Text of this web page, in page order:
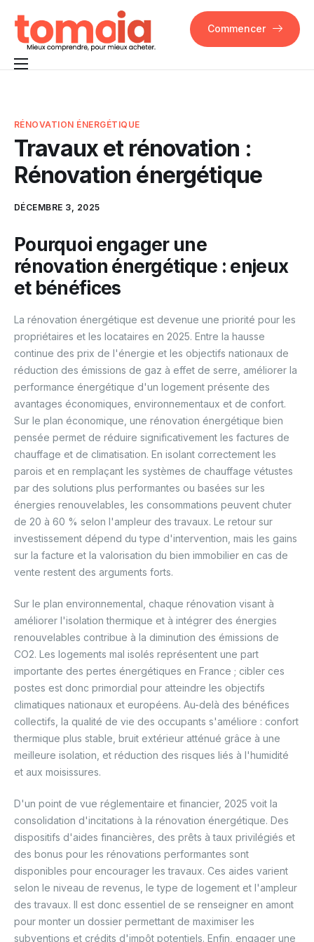
Fonctionnalités
FAQ
Contact
Commencer
RÉNOVATION ÉNERGÉTIQUE
Travaux et rénovation :
Rénovation énergétique
DÉCEMBRE 3, 2025
Pourquoi engager une
rénovation énergétique : enjeux
et bénéfices
La rénovation énergétique est devenue une priorité pour les
propriétaires et les locataires en 2025. Entre la hausse
continue des prix de l'énergie et les objectifs nationaux de
réduction des émissions de gaz à effet de serre, améliorer la
performance énergétique d'un logement présente des
avantages économiques, environnementaux et de confort.
Sur le plan économique, une rénovation énergétique bien
pensée permet de réduire significativement les factures de
chauffage et de climatisation. En isolant correctement les
parois et en remplaçant les systèmes de chauffage vétustes
par des solutions plus performantes ou basées sur les
énergies renouvelables, les consommations peuvent chuter
de 20 à 60 % selon l'ampleur des travaux. Le retour sur
investissement dépend du type d'intervention, mais les gains
sur la facture et la valorisation du bien immobilier en cas de
vente restent des arguments forts.
Sur le plan environnemental, chaque rénovation visant à
améliorer l'isolation thermique et à intégrer des énergies
renouvelables contribue à la diminution des émissions de
CO2. Les logements mal isolés représentent une part
importante des pertes énergétiques en France ; cibler ces
postes est donc primordial pour atteindre les objectifs
climatiques nationaux et européens. Au-delà des bénéfices
collectifs, la qualité de vie des occupants s'améliore : confort
thermique plus stable, bruit extérieur atténué grâce à une
meilleure isolation, et réduction des risques liés à l'humidité
et aux moisissures.
D'un point de vue réglementaire et financier, 2025 voit la
consolidation d'incitations à la rénovation énergétique. Des
dispositifs d'aides financières, des prêts à taux privilégiés et
des bonus pour les rénovations performantes sont
disponibles pour encourager les travaux. Ces aides varient
selon le niveau de revenus, le type de logement et l'ampleur
des travaux. Il est donc essentiel de se renseigner en amont
pour monter un dossier permettant de maximiser les
subventions et crédits d'impôt potentiels. Enfin, engager une